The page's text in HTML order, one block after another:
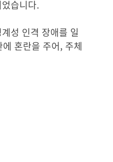
습니다.
성 인격 장애를 일
혼란을 주어, 주체